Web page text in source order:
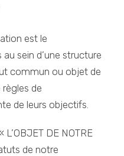
est le
sein d’une structure
commun ou objet de
de
de leurs objectifs.
DE NOTRE
de notre